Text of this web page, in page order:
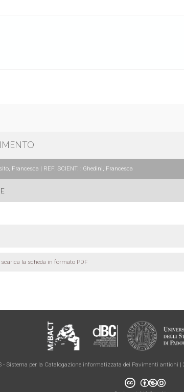
Francesca | REF. SCIENT. : Ghedini, Francesca
scarica la scheda in formato PDF
- Sistema per la Catalogazione informatizzata dei Pavimenti antichi |